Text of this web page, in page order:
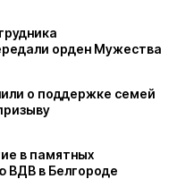
орден Мужества
о поддержке семей
в памятных
ВДВ в Белгороде